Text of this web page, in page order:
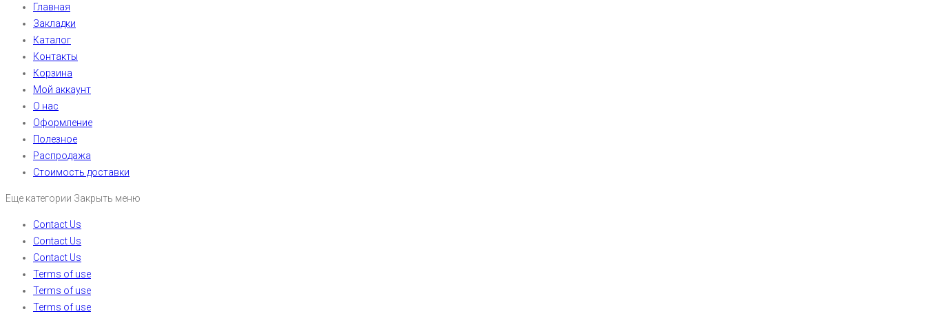
Главная
Закладки
Каталог
Контакты
Корзина
Мой аккаунт
О нас
Оформление
Полезное
Распродажа
Стоимость доставки
Еще категории Закрыть меню
Contact Us
Contact Us
Contact Us
Terms of use
Terms of use
Terms of use